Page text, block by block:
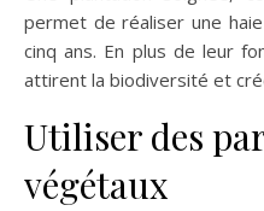
permet de réaliser une
cinq ans. En plus de leur
attirent la biodiversité et
Utiliser des
végétaux